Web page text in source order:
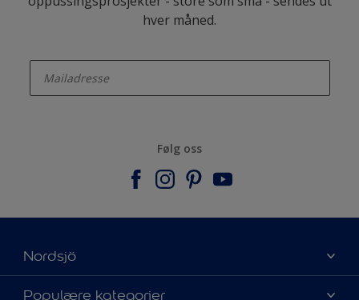
hver måned.
Følg oss
Nordsjö
Om Nordsjö
Populære kategorier